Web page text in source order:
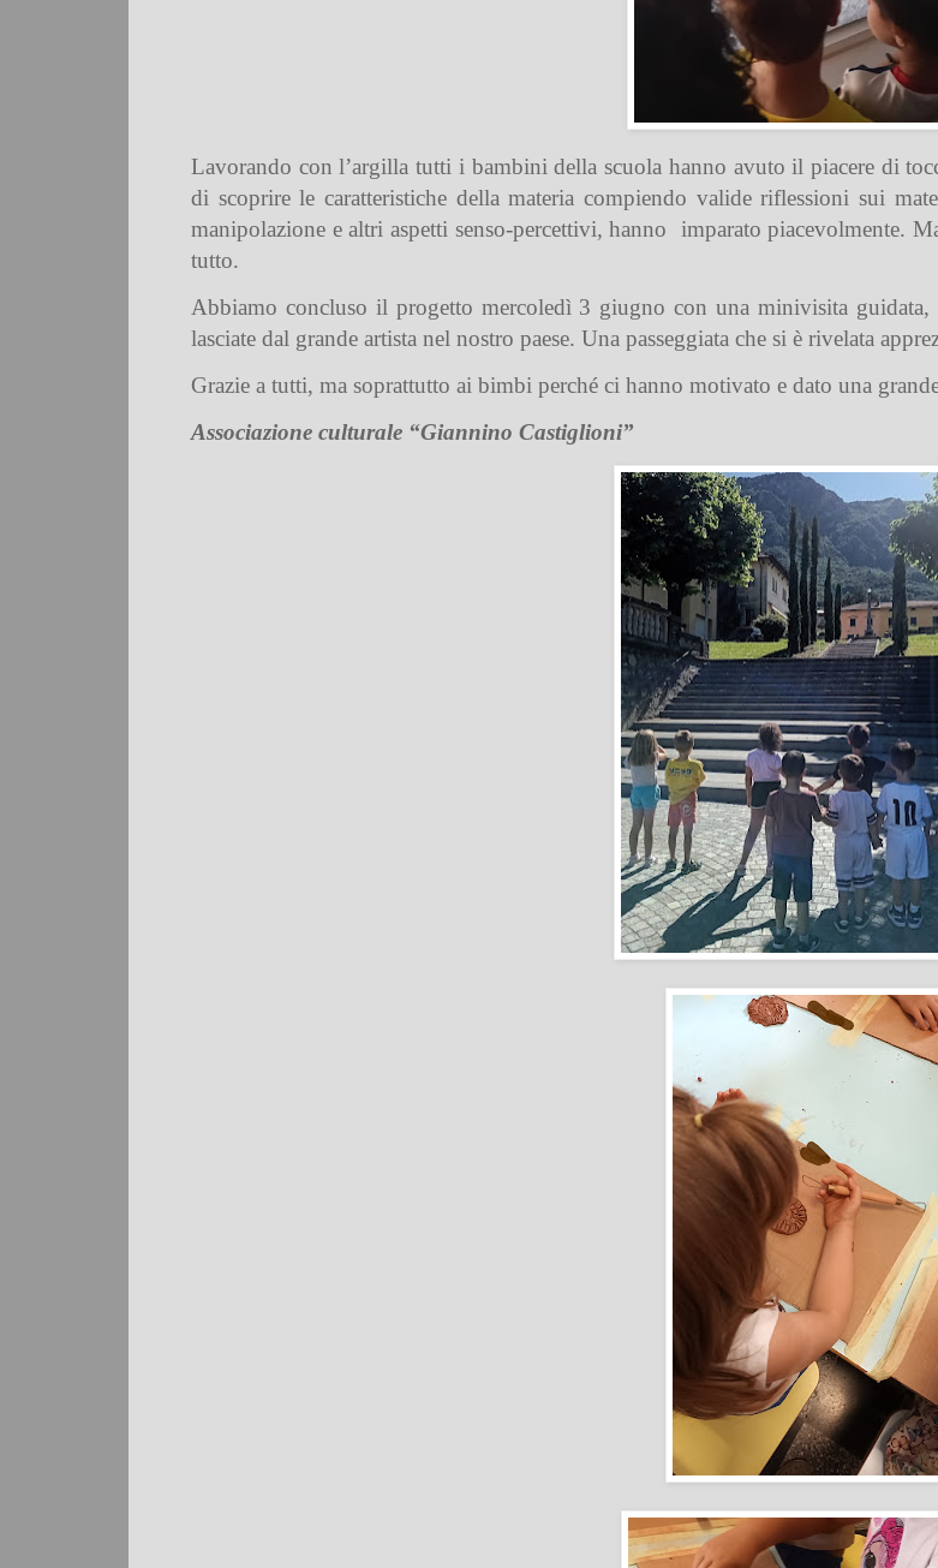
Lavorando con l’argilla tutti i bambini della scuola hanno avuto il piacere di
di scoprire le caratteristiche della materia compiendo valide riflessioni sui
manipolazione e altri aspetti senso-percettivi, hanno
imparato piacevolmente.
tutto.
Abbiamo concluso il progetto mercoledì 3 giugno con una minivisita
lasciate dal grande artista nel nostro paese. Una passeggiata che si è rivelata
Grazie a tutti, ma soprattutto ai bimbi perché ci hanno motivato e dato una
Associazione culturale “Giannino Castiglioni”